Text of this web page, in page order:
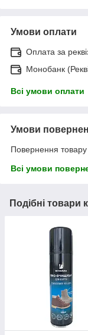
Умови оплати
Оплата за
Монобанк
Всі умови оплати
Умови
Повернення
Всі умови
Подібні товари